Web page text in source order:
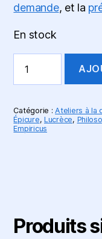
demande, et la
En stock
Philosophie
–
Série
d’ateliers
Catégorie :Ateliers à la
Épicure, Lucrèce,
Empiricus
Produits